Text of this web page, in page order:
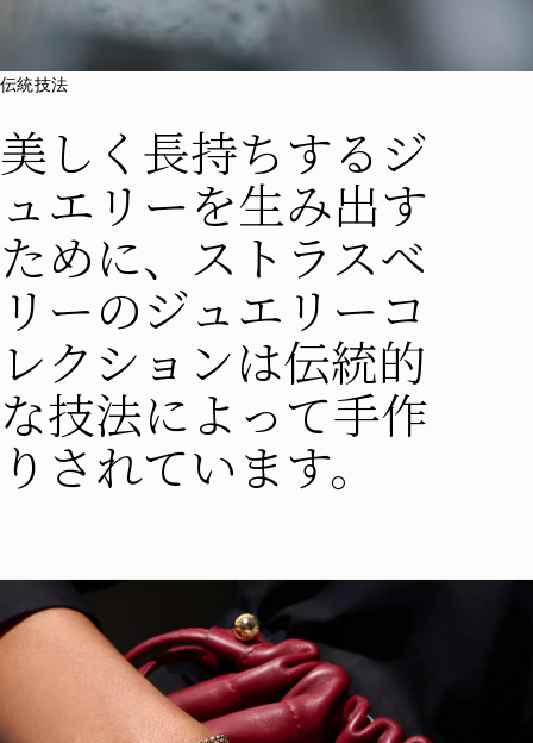
伝統技法
美しく長持ちするジ
ュエリーを生み出す
ために、ストラスベ
リーのジュエリーコ
レクションは伝統的
な技法によって手作
りされています。